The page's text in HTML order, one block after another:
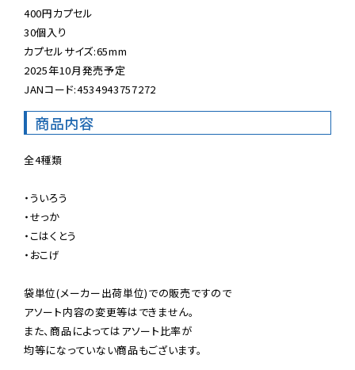
400円カプセル
30個入り
カプセルサイズ:65mm
2025年10月発売予定
JANコード:4534943757272
商品内容
全4種類
・ういろう
・せっか
・こはくとう
・おこげ
袋単位(メーカー出荷単位)での販売ですので
アソート内容の変更等はできません。
また、商品によってはアソート比率が
均等になっていない商品もございます。